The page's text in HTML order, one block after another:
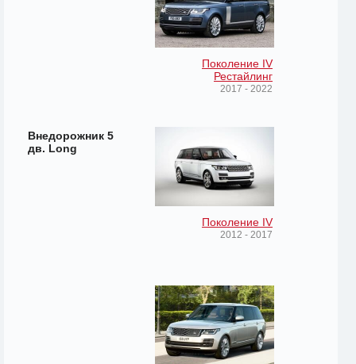
Поколение IV
Рестайлинг
2017 - 2022
Внедорожник 5
дв. Long
Поколение IV
2012 - 2017